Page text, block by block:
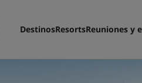
DestinosResortsReuniones y